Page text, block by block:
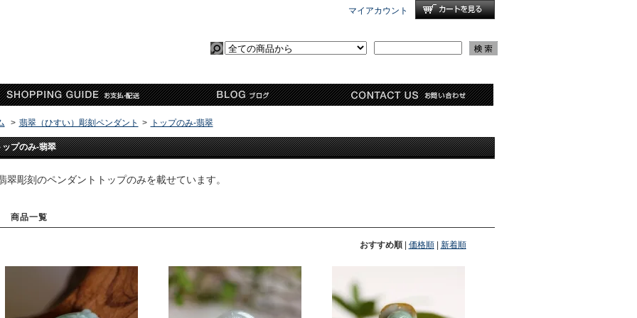
マイアカウント
> 翡翠（ひすい）彫刻ペンダント > トップのみ-翡翠
ップのみ-翡翠
翠彫刻のペンダントトップのみを載せています。
商品一覧
おすすめ順| 価格順| 新着順